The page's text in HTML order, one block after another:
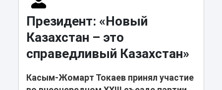
Президент: «Новый
Казахстан – это
справедливый Казахстан»
Касым-Жомарт Токаев принял участие